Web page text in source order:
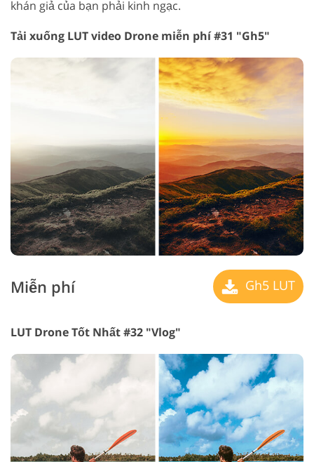
khán giả của bạn phải kinh ngạc.
Tải xuống LUT video Drone miễn phí #31 "Gh5"
Miễn phí Gh5 LUT
LUT Drone Tốt Nhất #32 "Vlog"